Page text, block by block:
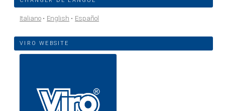
Italiano English Español
VIRO WEBSITE